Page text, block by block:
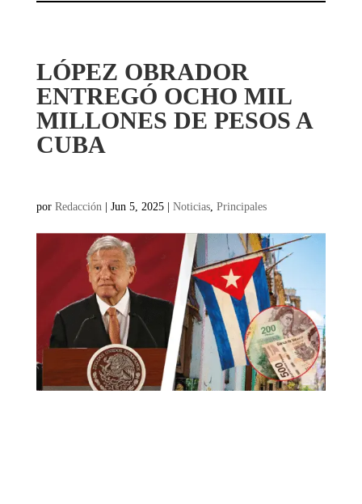
LÓPEZ OBRADOR
ENTREGÓ OCHO MIL
MILLONES DE PESOS A
CUBA
por Redacción | Jun 5, 2025| Noticias, Principales